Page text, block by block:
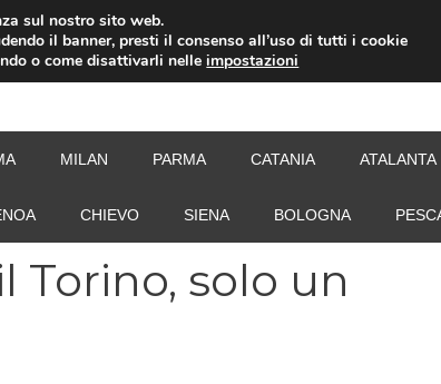
MILAN PARMA CATANIA ATALANTA
CHIEVO SIENA BOLOGNA
Torino, solo un
sul nostro sito web.
il banner, presti il consenso all’uso di tutti i cookie
o come disattivarli nelleimpostazioni